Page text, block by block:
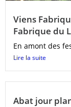
Viens
Fabrique du
En amont des
Lire la suite
Abat jour